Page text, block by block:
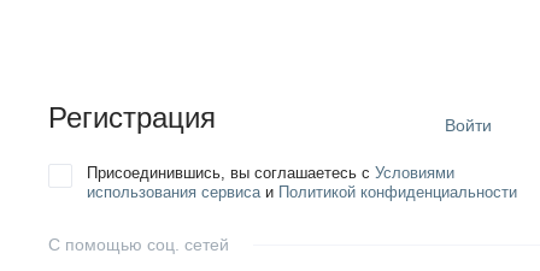
Регистрация Войти
Присоединившись, вы соглашаетесь с Условиями
использования сервисаи Политикой конфиденциальности
С помощью соц. сетей